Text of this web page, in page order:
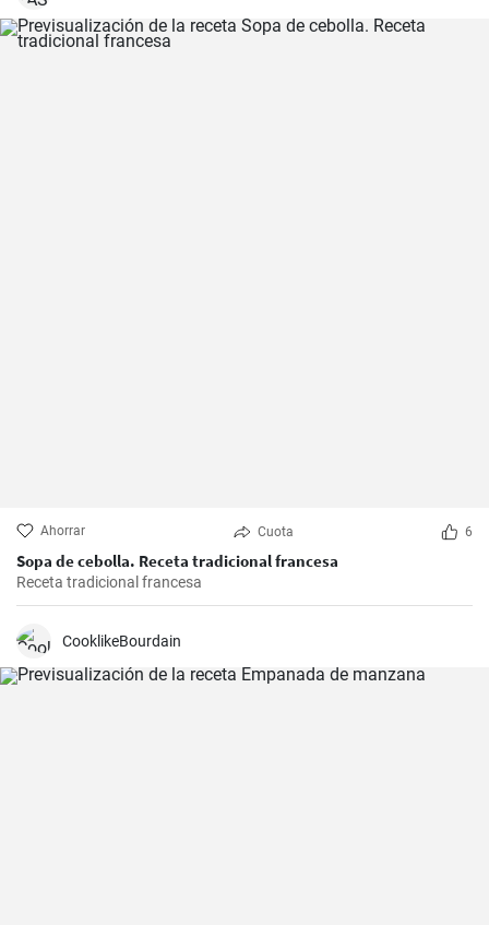
Ahorrar Cuota 6
Sopa de cebolla. Receta tradicional francesa
Receta tradicional francesa
CooklikeBourdain